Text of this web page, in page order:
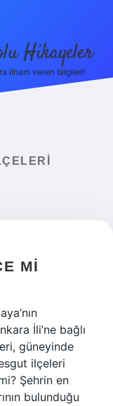
Hikayeler
ilham veren bilgiler!
MI
İli’ne bağlı
güneyinde
ilçeleri
Şehrin en
bulunduğu